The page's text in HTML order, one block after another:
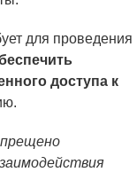
для проведения
доступа к